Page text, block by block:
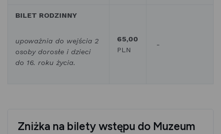
BILET RODZINNY
upoważnia do wejścia 2
osoby dorosłe i dzieci
do 16. roku życia.
65,00
PLN
-
Zniżka na bilety wstępu do Muzeum